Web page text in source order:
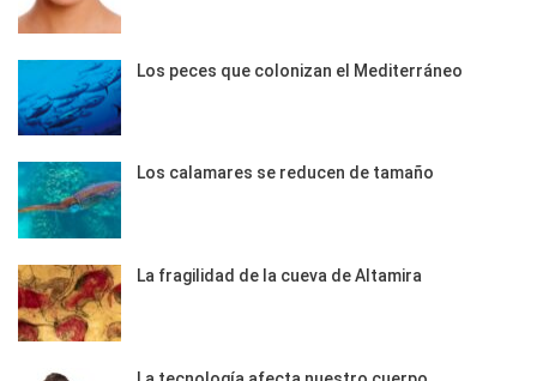
Los peces que colonizan el Mediterráneo
Los calamares se reducen de tamaño
La fragilidad de la cueva de Altamira